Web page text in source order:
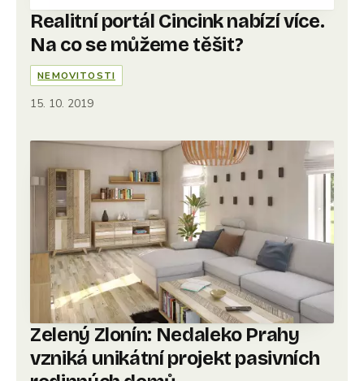
Realitní portál Cincink nabízí více.
Na co se můžeme těšit?
NEMOVITOSTI
15. 10. 2019
Zelený Zlonín: Nedaleko Prahy
vzniká unikátní projekt pasivních